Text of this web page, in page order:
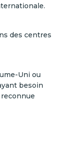
des centres
Uni ou
besoin
reconnue